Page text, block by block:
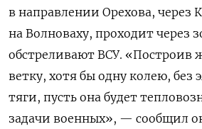
в направлении Орехова,
на Волноваху, проходит через
обстреливают ВСУ. «Построив
ветку, хотя бы одну колею, без
тяги, пусть она будет
задачи военных», — сообщил